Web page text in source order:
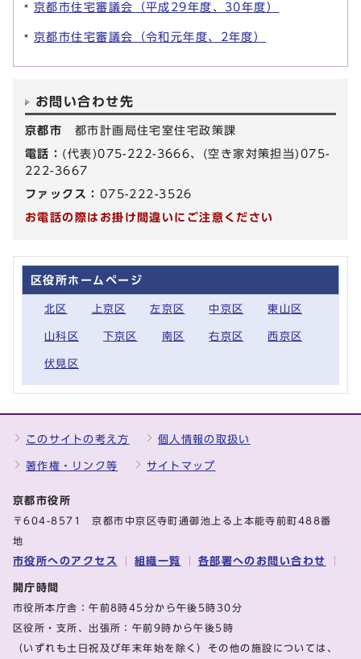
京都市住宅審議会（平成29年度、30年度）
京都市住宅審議会（令和元年度、2年度）
お問い合わせ先
京都市 都市計画局住宅室住宅政策課
電話： (代表)075-222-3666、(空き家対策担当)075-
222-3667
ファックス： 075-222-3526
お電話の際はお掛け間違いにご注意ください
区役所ホームページ
北区 上京区 左京区 中京区 東山区
山科区 下京区 南区 右京区 西京区
伏見区
このサイトの考え方 個人情報の取扱い
著作権・リンク等 サイトマップ
京都市役所
〒604-8571 京都市中京区寺町通御池上る上本能寺前町488番
地
市役所へのアクセス 組織一覧 各部署へのお問い合わせ
開庁時間
市役所本庁舎：午前8時45分から午後5時30分
区役所・支所、出張所：午前9時から午後5時
（いずれも土日祝及び年末年始を除く）その他の施設については、